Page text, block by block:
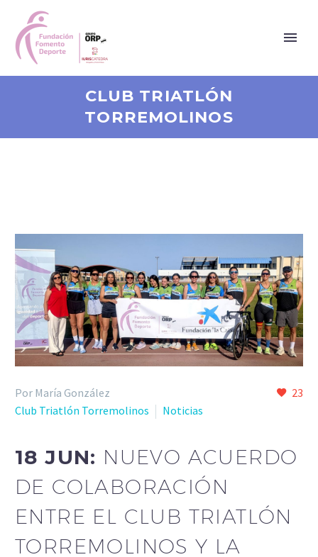
CLUB TRIATLÓN
TORREMOLINOS
23
Por María González
Club Triatlón Torremolinos
Noticias
18 JUN: NUEVO ACUERDO
DE COLABORACIÓN
ENTRE EL CLUB TRIATLÓN
TORREMOLINOS Y LA